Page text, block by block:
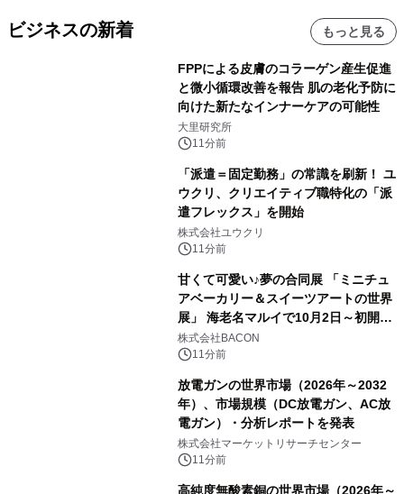
ビジネスの新着 もっと見る
FPPによる皮膚のコラーゲン産生促進
と微小循環改善を報告 肌の老化予防に
向けた新たなインナーケアの可能性
大里研究所
11分前
「派遣＝固定勤務」の常識を刷新！ ユ
ウクリ、クリエイティブ職特化の「派
遣フレックス」を開始
株式会社ユウクリ
11分前
甘くて可愛い♪夢の合同展 「ミニチュ
アベーカリー＆スイーツアートの世界
展」 海老名マルイで10月2日～初開
催！
株式会社BACON
11分前
放電ガンの世界市場（2026年～2032
年）、市場規模（DC放電ガン、AC放
電ガン）・分析レポートを発表
株式会社マーケットリサーチセンター
11分前
高純度無酸素銅の世界市場（2026年～